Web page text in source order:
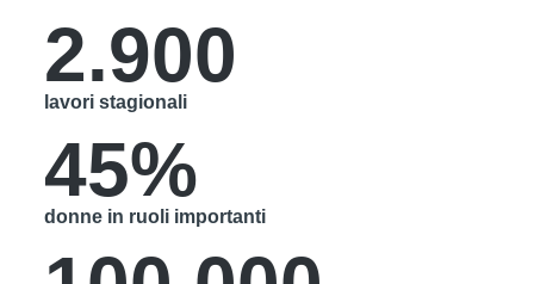
2.900
lavori stagionali
45%
donne in ruoli importanti